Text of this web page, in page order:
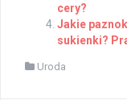
cery?
Jakie
sukienki?
Uroda